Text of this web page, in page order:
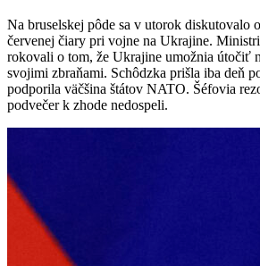
Na bruselskej pôde sa v utorok diskutovalo
červenej čiary pri vojne na Ukrajine.
rokovali o tom, že Ukrajine umožnia útočiť
svojimi zbraňami. Schôdzka prišla iba deň
podporila väčšina štátov NATO. Šéfovia
podvečer k zhode nedospeli.